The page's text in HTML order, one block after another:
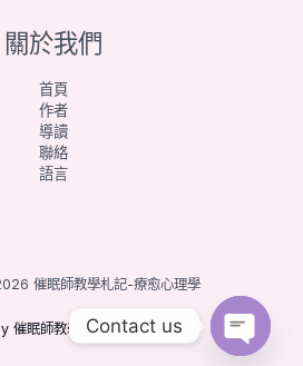
關於我們
首頁
作者
導讀
聯絡
語言
催眠師教學札記-療愈心理學
催眠師教學札記-療愈心理學
Contact us